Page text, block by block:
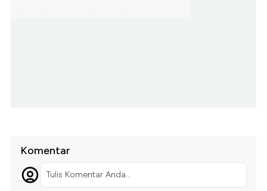
Komentar
Tulis Komentar Anda...